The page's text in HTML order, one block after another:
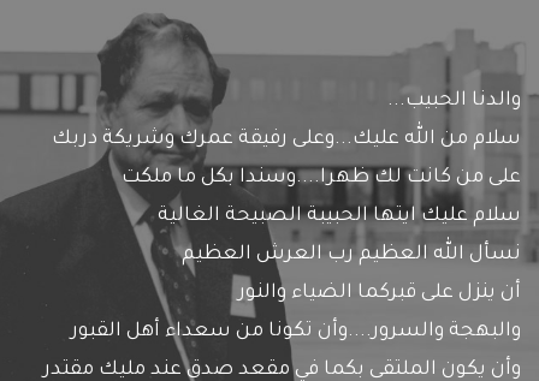
والدنا الحبيب...
سلام من الله عليك...وعلى رفيقة عمرك وشريكة دربك
على من كانت لك ظهرا....وسندا بكل ما ملكت
سلام عليك ايتها الحبيبة الصبيحة الغالية
نسأل الله العظيم رب العرش العظيم
أن ينزل على قبركما الضياء والنور
والبهجة والسرور....وأن تكونا من سعداء أهل القبور
وأن يكون الملتقى بكما في مقعد صدق عند مليك مقتدر